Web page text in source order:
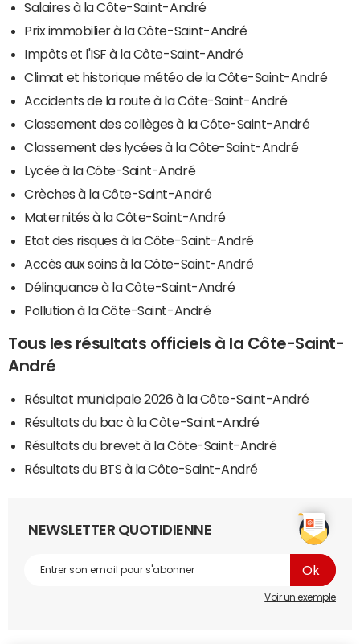
Salaires à la Côte-Saint-André
Prix immobilier à la Côte-Saint-André
Impôts et l'ISF à la Côte-Saint-André
Climat et historique météo de la Côte-Saint-André
Accidents de la route à la Côte-Saint-André
Classement des collèges à la Côte-Saint-André
Classement des lycées à la Côte-Saint-André
Lycée à la Côte-Saint-André
Crèches à la Côte-Saint-André
Maternités à la Côte-Saint-André
Etat des risques à la Côte-Saint-André
Accès aux soins à la Côte-Saint-André
Délinquance à la Côte-Saint-André
Pollution à la Côte-Saint-André
Tous les résultats officiels à la Côte-Saint-
André
Résultat municipale 2026 à la Côte-Saint-André
Résultats du bac à la Côte-Saint-André
Résultats du brevet à la Côte-Saint-André
Résultats du BTS à la Côte-Saint-André
NEWSLETTER QUOTIDIENNE
Voir un exemple